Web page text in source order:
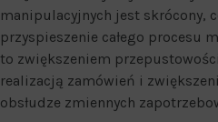
manipulacyjnych jest skrócony,
przyspieszenie całego procesu
to zwiększeniem
realizacją zamówień i
obsłudze zmiennych